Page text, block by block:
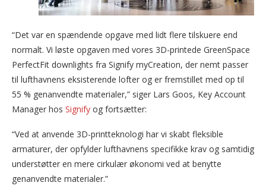
“Det var en spændende opgave med lidt flere tilskuere end
normalt. Vi løste opgaven med vores 3D-printede GreenSpace
PerfectFit downlights fra Signify myCreation, der nemt passer
til lufthavnens eksisterende lofter og er fremstillet med op til
55 % genanvendte materialer,” siger Lars Goos, Key Account
Manager hos Signify og fortsætter:
“Ved at anvende 3D-printteknologi har vi skabt fleksible
armaturer, der opfylder lufthavnens specifikke krav og samtidig
understøtter en mere cirkulær økonomi ved at benytte
genanvendte materialer.”